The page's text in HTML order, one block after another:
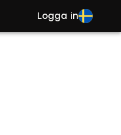
Logga in